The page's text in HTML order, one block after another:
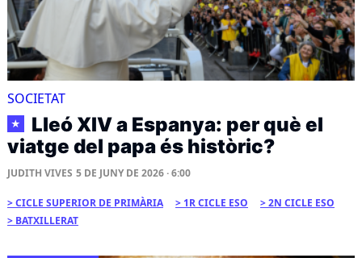
SOCIETAT
★
Lleó XIV a Espanya: per què el
viatge del papa és històric?
JUDITH VIVES 5 DE JUNY DE 2026 · 6:00
CICLE SUPERIOR DE PRIMÀRIA 1R CICLE ESO
2N CICLE ESO
BATXILLERAT